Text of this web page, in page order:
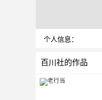
个人信息：
百川社的作品